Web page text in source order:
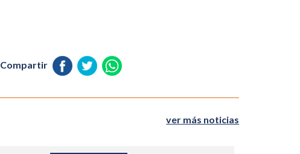
Compartir
ver más noticias